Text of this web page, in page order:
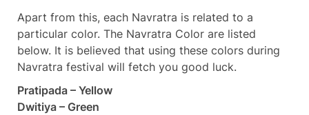
Apart from this, each Navratra is related to a
particular color. The Navratra Color are listed
below. It is believed that using these colors during
Navratra festival will fetch you good luck.
Pratipada – Yellow
Dwitiya – Green